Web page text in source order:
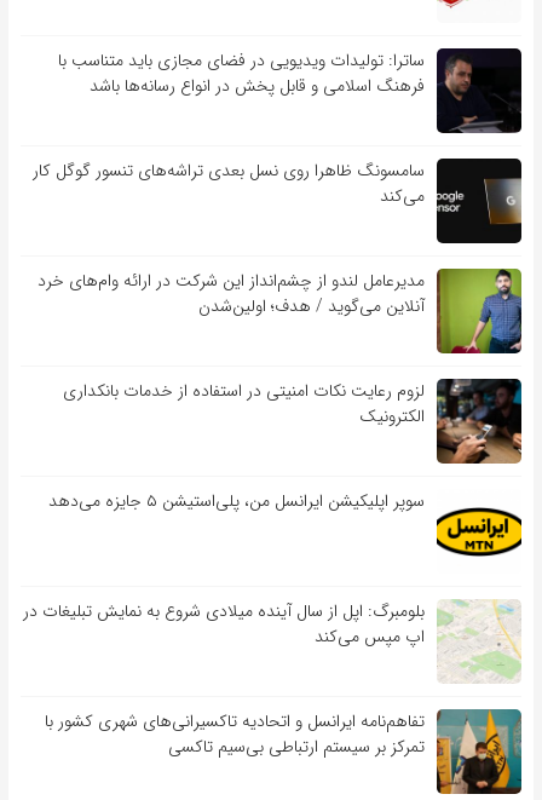
ساترا: تولیدات ویدیویی در فضای مجازی باید متناسب با
فرهنگ اسلامی و قابل پخش در انواع رسانه‌ها باشد
سامسونگ ظاهرا روی نسل بعدی تراشه‌های تنسور گوگل کار
می‌کند
مدیرعامل لندو از چشم‌انداز این شرکت در ارائه وام‌های خرد
آنلاین می‌گوید / هدف؛ اولین‌شدن
لزوم رعایت نکات امنیتی در استفاده از خدمات بانکداری
الکترونیک
سوپر اپلیکیشن ایرانسل من، پلی‌استیشن ۵ جایزه می‌دهد
بلومبرگ: اپل از سال آینده میلادی شروع به نمایش تبلیغات در
اپ مپس می‌کند
تفاهم‌نامه‌ ایرانسل و اتحادیه تاکسیرانی‌های شهری کشور با
تمرکز بر سیستم ارتباطی بی‌سیم تاکسی